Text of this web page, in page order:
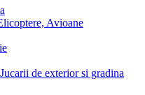
Avioane
Jucarii de exterior si gradina